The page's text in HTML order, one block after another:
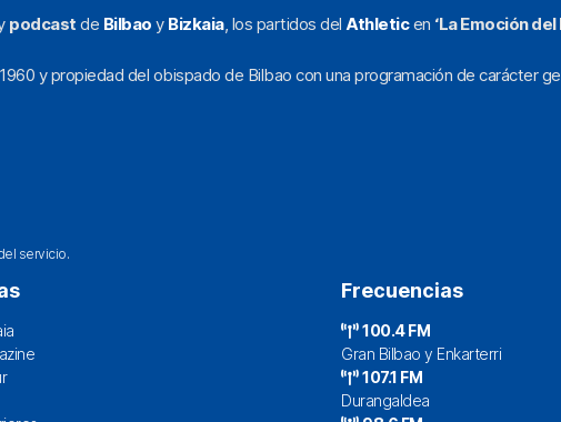
podcast de Bilbao y Bizkaia, los partidos del Athleticen ‘La Emoción del
y propiedad del obispado de Bilbao con una programación de carácter
servicio.
Frecuencias
100.4 FM
Gran Bilbao y Enkarterri
107.1 FM
Durangaldea